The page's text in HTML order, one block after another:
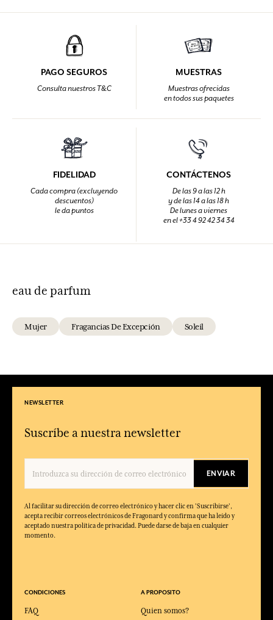
PAGO SEGUROS
Consulta nuestros T&C
MUESTRAS
Muestras ofrecidas
en todos sus paquetes
FIDELIDAD
Cada compra (excluyendo
descuentos)
le da puntos
CONTÁCTENOS
De las 9 a las 12 h
y de las 14 a las 18 h
De lunes a viernes
en el +33 4 92 42 34 34
eau de parfum
Mujer Fragancias De Excepción Soleil
NEWSLETTER
Suscríbe a nuestra newsletter
ENVIAR
Al facilitar su dirección de correo electrónico y hacer clic en 'Suscribirse',
acepta recibir correos electrónicos de Fragonard y confirma que ha leído y
aceptado nuestra política de privacidad. Puede darse de baja en cualquier
momento.
CONDICIONES
FAQ
A PROPOSITO
Quien somos?